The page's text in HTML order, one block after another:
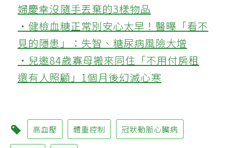
婦慶幸沒隨手丟棄的3樣物品
‧健檢血糖正常別安心太早！醫曝「看不
見的隱患」：失智、糖尿病風險大增
‧兒邀84歲寡母搬來同住「不用付房租
還有人照顧」1個月後幻滅心寒
高血壓 體重控制 冠狀動脈心臟病